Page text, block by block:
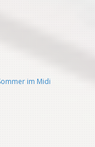
im Midi